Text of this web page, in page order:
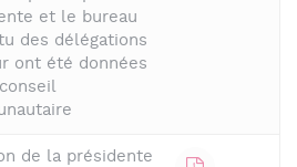
et le bureau
des délégations
ont été données
de la présidente